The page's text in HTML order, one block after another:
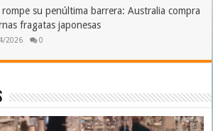
rompe su penúltima barrera: Australia compra
fragatas japonesas
2026 0